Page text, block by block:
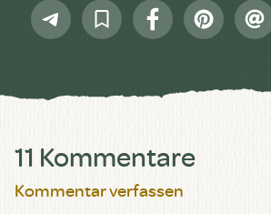
Telegram
In
Sammlung
FacebookPinterest
E-
Mail
11 Kommentare
Kommentar verfassen